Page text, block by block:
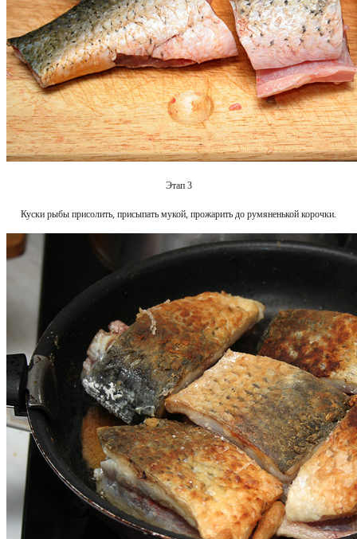
Этап 3
Куски рыбы присолить, присыпать мукой, прожарить до румяненькой корочки.